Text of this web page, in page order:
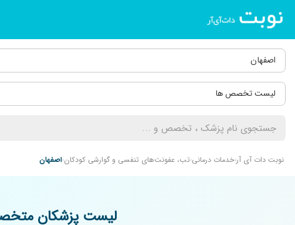
اصفهان
لیست تخصص ها
نوبت دات آی آرخدمات درمانی تب، عفونت‌های تنفسی و گوارشی کودکان اصفهان
لیست پزشکان